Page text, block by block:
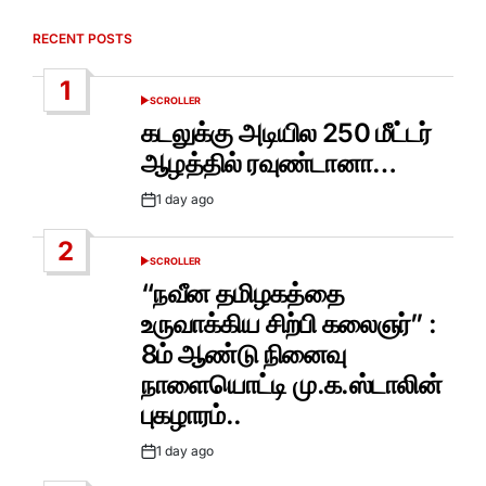
RECENT POSTS
1
POSTED
SCROLLER
கடலுக்கு அடியில 250 மீட்டர்
ஆழத்தில் ரவுண்டானா…
Post1 day ago
2
POSTED
IN
SCROLLER
“நவீன தமிழகத்தை
உருவாக்கிய சிற்பி கலைஞர்” :
8ம் ஆண்டு நினைவு
நாளையொட்டி மு.க.ஸ்டாலின்
புகழாரம்..
Post1 day ago